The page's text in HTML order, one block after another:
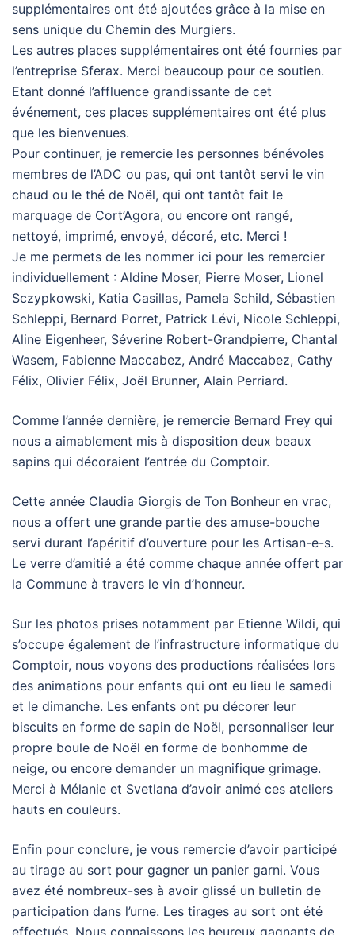
supplémentaires ont été ajoutées grâce à la mise en
sens unique du Chemin des Murgiers.
Les autres places supplémentaires ont été fournies par
l’entreprise Sferax. Merci beaucoup pour ce soutien.
Etant donné l’affluence grandissante de cet
événement, ces places supplémentaires ont été plus
que les bienvenues.
Pour continuer, je remercie les personnes bénévoles
membres de l’ADC ou pas, qui ont tantôt servi le vin
chaud ou le thé de Noël, qui ont tantôt fait le
marquage de Cort’Agora, ou encore ont rangé,
nettoyé, imprimé, envoyé, décoré, etc. Merci !
Je me permets de les nommer ici pour les remercier
individuellement : Aldine Moser, Pierre Moser, Lionel
Sczypkowski, Katia Casillas, Pamela Schild, Sébastien
Schleppi, Bernard Porret, Patrick Lévi, Nicole Schleppi,
Aline Eigenheer, Séverine Robert-Grandpierre, Chantal
Wasem, Fabienne Maccabez, André Maccabez, Cathy
Félix, Olivier Félix, Joël Brunner, Alain Perriard.
Comme l’année dernière, je remercie Bernard Frey qui
nous a aimablement mis à disposition deux beaux
sapins qui décoraient l’entrée du Comptoir.
Cette année Claudia Giorgis de Ton Bonheur en vrac,
nous a offert une grande partie des amuse-bouche
servi durant l’apéritif d’ouverture pour les Artisan-e-s.
Le verre d’amitié a été comme chaque année offert par
la Commune à travers le vin d’honneur.
Sur les photos prises notamment par Etienne Wildi, qui
s’occupe également de l’infrastructure informatique du
Comptoir, nous voyons des productions réalisées lors
des animations pour enfants qui ont eu lieu le samedi
et le dimanche. Les enfants ont pu décorer leur
biscuits en forme de sapin de Noël, personnaliser leur
propre boule de Noël en forme de bonhomme de
neige, ou encore demander un magnifique grimage.
Merci à Mélanie et Svetlana d’avoir animé ces ateliers
hauts en couleurs.
Enfin pour conclure, je vous remercie d’avoir participé
au tirage au sort pour gagner un panier garni. Vous
avez été nombreux-ses à avoir glissé un bulletin de
participation dans l’urne. Les tirages au sort ont été